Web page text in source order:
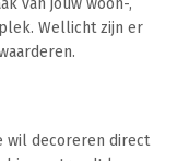
Wellicht zijn er
wil decoreren direct